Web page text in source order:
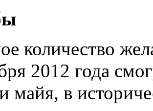
количество
2012 года
майя, в